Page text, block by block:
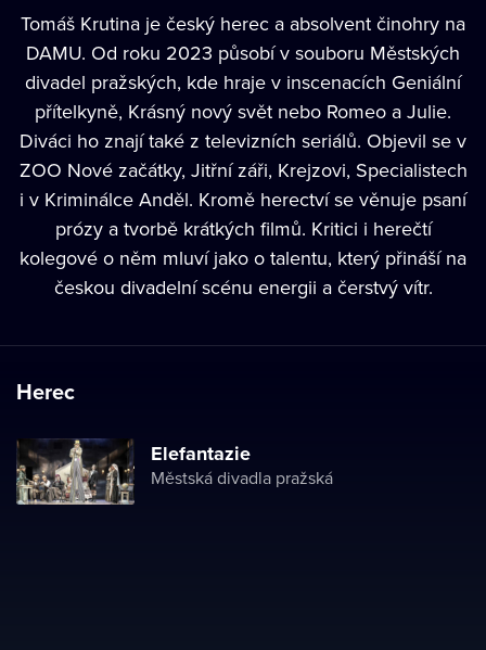
Tomáš Krutina je český herec a absolvent činohry na
DAMU. Od roku 2023 působí v souboru Městských
divadel pražských, kde hraje v inscenacích Geniální
přítelkyně, Krásný nový svět nebo Romeo a Julie.
Diváci ho znají také z televizních seriálů. Objevil se v
ZOO Nové začátky, Jitřní záři, Krejzovi, Specialistech
i v Kriminálce Anděl. Kromě herectví se věnuje psaní
prózy a tvorbě krátkých filmů. Kritici i herečtí
kolegové o něm mluví jako o talentu, který přináší na
českou divadelní scénu energii a čerstvý vítr.
Herec
Elefantazie
Městská divadla pražská